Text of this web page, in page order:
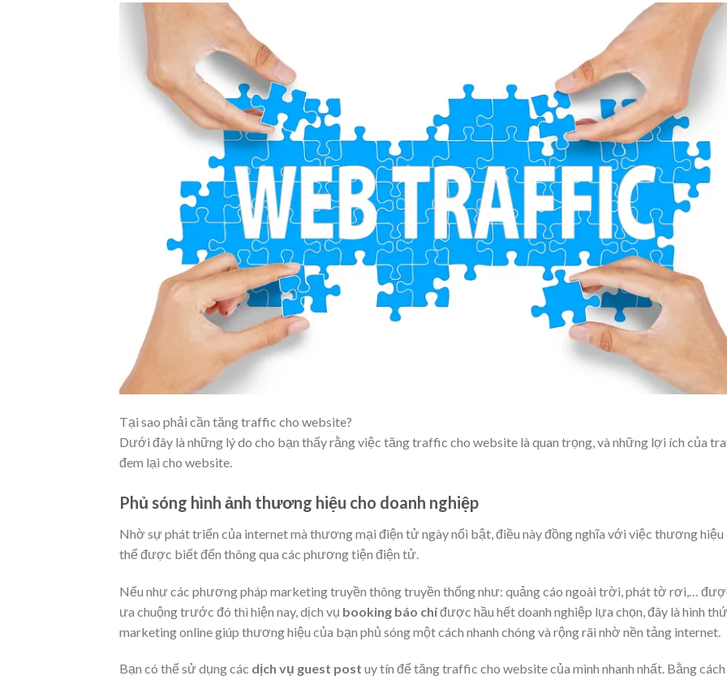
Tại sao phải cần tăng traffic cho website?
Dưới đây là những lý do cho bạn thấy rằng việc tăng traffic cho website là quan trọng, và những lợi ích của
đem lại cho website.
Phủ sóng hình ảnh thương hiệu cho doanh nghiệp
Nhờ sự phát triển của internet mà thương mại điện tử ngày nổi bật, điều này đồng nghĩa với việc thương hiệu
thể được biết đến thông qua các phương tiện điện tử.
Nếu như các phương pháp marketing truyền thông truyền thống như: quảng cáo ngoài trời, phát tờ rơi,…
ưa chuộng trước đó thì hiện nay, dịch vụ booking báo chíđược hầu hết doanh nghiệp lựa chọn, đây là hình
marketing online giúp thương hiệu của bạn phủ sóng một cách nhanh chóng và rộng rãi nhờ nền tảng internet.
Bạn có thể sử dụng các dịch vụ guest post uy tín để tăng traffic cho website của mình nhanh nhất. Bằng cách